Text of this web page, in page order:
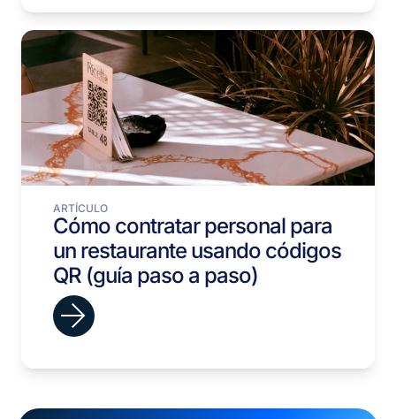
ARTÍCULO
Cómo contratar personal para
un restaurante usando códigos
QR (guía paso a paso)